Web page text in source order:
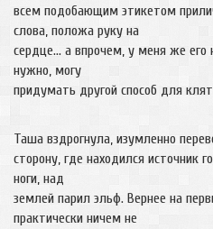
всем подобающим этикетом
слова, положа руку на
сердце… а впрочем, у меня же его
нужно, могу
придумать другой способ для
Таша вздрогнула, изумленно
сторону, где находился источник
ноги, над
землей парил эльф. Вернее на
практически ничем не